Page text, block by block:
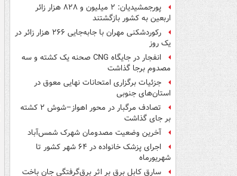
پورجمشیدیان: ۲ میلیون و ۸۲۸ هزار زائر
اربعین به کشور بازگشتند
رکوردشکنی مهران با جابه‌جایی ۲۶۶ هزار زائر در
یک روز
انفجار در جایگاه CNG صحنه یک کشته و سه
مصدوم برجا گذاشت
جزئیات برگزاری امتحانات نهایی معوق در
استان‌های جنوبی
تصادف مرگبار در محور اهواز–شوش ۲ کشته
بر جای گذاشت
آخرین وضعیت مصدومان شهرک شمس‌آباد
اجرای پزشک خانواده در ۶۴ شهر کشور تا
شهریورماه
سارق کابل برق بر اثر برق‌گرفتگی جان باخت